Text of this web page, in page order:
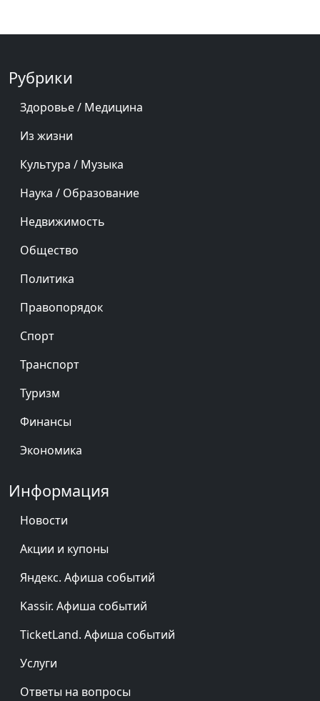
Рубрики
Здоровье / Медицина
Из жизни
Культура / Музыка
Наука / Образование
Недвижимость
Общество
Политика
Правопорядок
Спорт
Транспорт
Туризм
Финансы
Экономика
Информация
Новости
Акции и купоны
Яндекс. Афиша событий
Kassir. Афиша событий
TicketLand. Афиша событий
Услуги
Ответы на вопросы